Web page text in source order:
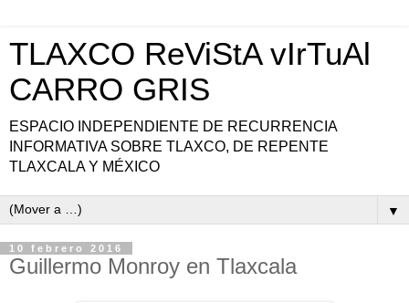
TLAXCO ReViStA vIrTuAl
CARRO GRIS
ESPACIO INDEPENDIENTE DE RECURRENCIA
INFORMATIVA SOBRE TLAXCO, DE REPENTE
TLAXCALA Y MÉXICO
▼
10 febrero 2016
Guillermo Monroy en Tlaxcala